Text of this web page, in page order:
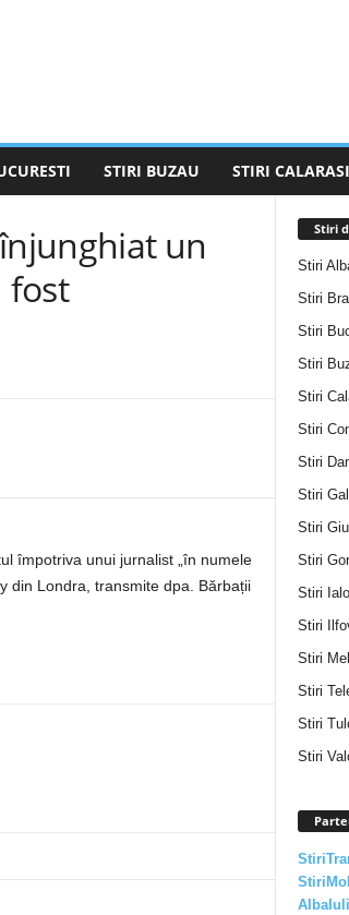
STIRI BUZAU STIRI CALARASI
un
fost
împotriva unui jurnalist „în numele
din Londra, transmite dpa. Bărbații
Stiri
Stiri
Stiri
Stiri
Stiri
Stiri
Stiri
Stiri
Stiri
Stiri
Stiri
Stiri
Stiri
Stiri
Stiri
Stiri
Stiri